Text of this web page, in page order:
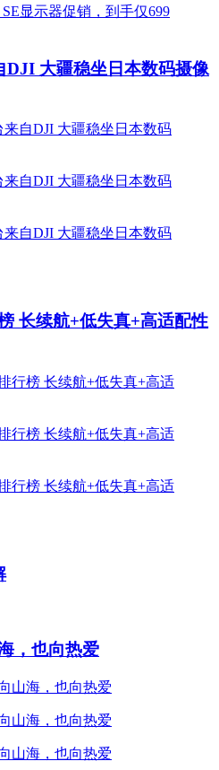
DJI 大疆稳坐日本数码摄像
长续航+低失真+高适配性
，也向热爱